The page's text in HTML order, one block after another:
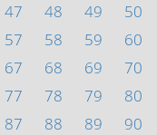
47 48 49
50
57 58 59
60
67 68 69
70
77 78 79
80
87 88 89
90